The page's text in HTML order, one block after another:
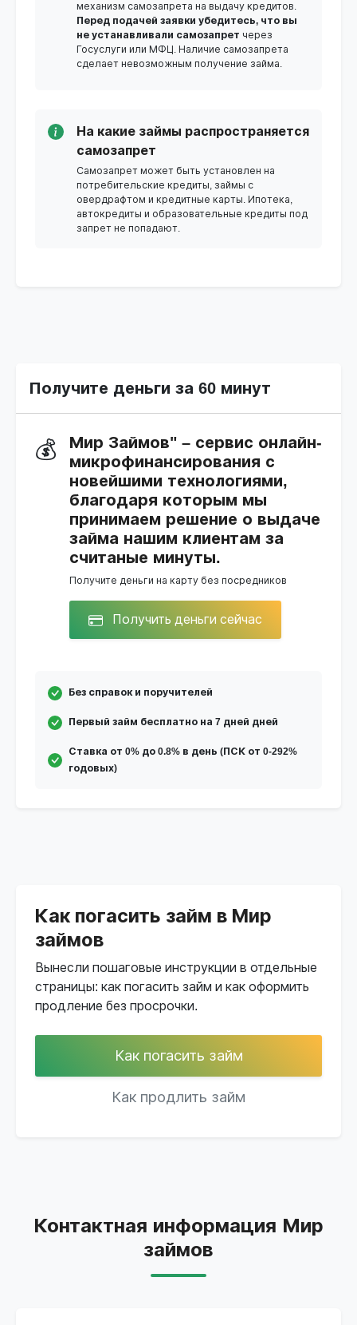
механизм самозапрета на выдачу кредитов.
Перед подачей заявки убедитесь, что вы
не устанавливали самозапрет через
Госуслуги или МФЦ. Наличие самозапрета
сделает невозможным получение займа.
На какие займы распространяется
самозапрет
Самозапрет может быть установлен на
потребительские кредиты, займы с
овердрафтом и кредитные карты. Ипотека,
автокредиты и образовательные кредиты под
запрет не попадают.
Получите деньги за 60 минут
💰
Мир Займов" – сервис онлайн-
микрофинансирования с
новейшими технологиями,
благодаря которым мы
принимаем решение о выдаче
займа нашим клиентам за
считаные минуты.
Получите деньги на карту без посредников
Получить деньги сейчас
Без справок и поручителей
Первый займ бесплатно на 7 дней дней
Ставка от 0% до 0.8% в день (ПСК от 0-292%
годовых)
Как погасить займ в Мир
займов
Вынесли пошаговые инструкции в отдельные
страницы: как погасить займ и как оформить
продление без просрочки.
Как погасить займ
Как продлить займ
Контактная информация Мир
займов